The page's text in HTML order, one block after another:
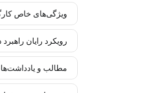
ویژگی‌های خاص
کارگاه‌های رایان
تضمین شده است. این
رویکرد رایان
رایان راهبرد تأکید
انسانی سازمان آغاز
به‌روز‌رسانی‌ها را
مطالب و